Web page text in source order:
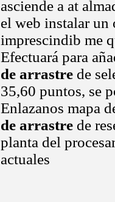
asciende a at
el web instalar
imprescindib me
Efectuará para
de arrastre de
35,60 puntos, se
Enlazanos mapa
de arrastre de
planta del
actuales